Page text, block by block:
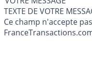
Ce champ n'accepte